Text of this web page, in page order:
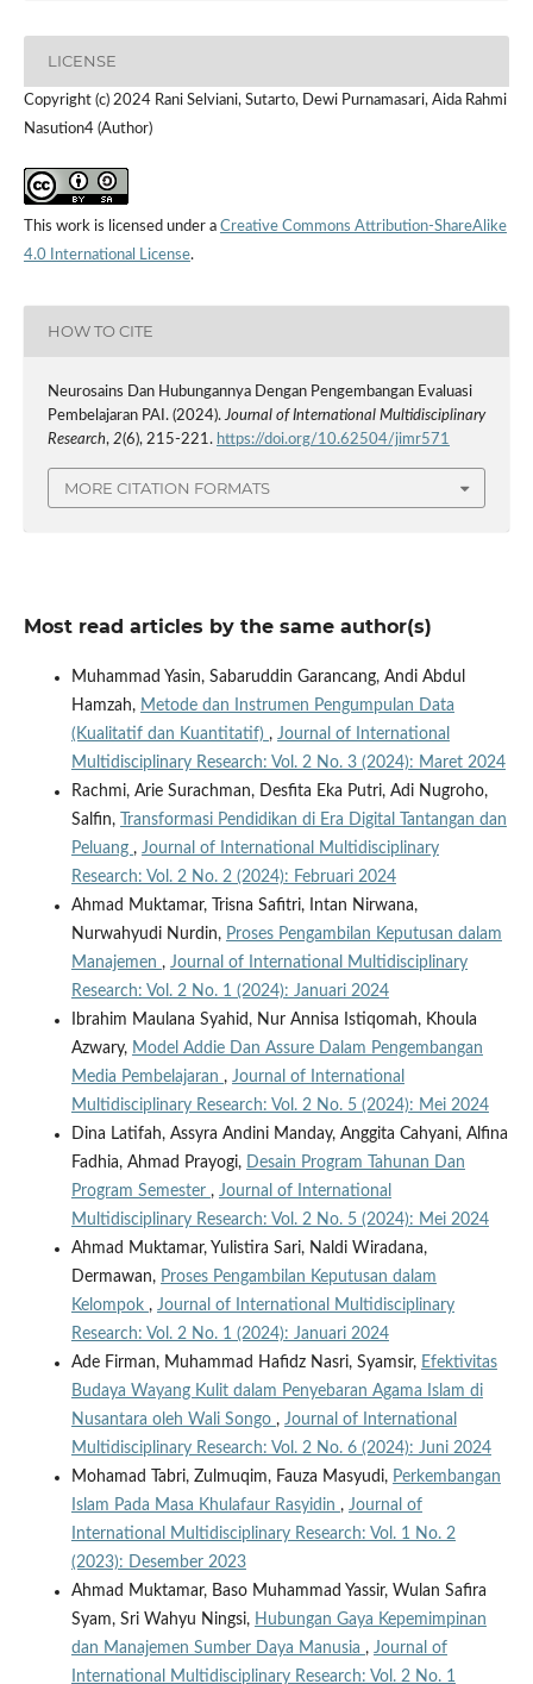
LICENSE
Copyright (c) 2024 Rani Selviani, Sutarto, Dewi Purnamasari, Aida Rahmi
Nasution4 (Author)
This work is licensed under a Creative Commons Attribution-ShareAlike
4.0 International License.
HOW TO CITE
Neurosains Dan Hubungannya Dengan Pengembangan Evaluasi
Pembelajaran PAI. (2024).Journal of International Multidisciplinary
Research, 2(6), 215-221. https://doi.org/10.62504/jimr571
MORE CITATION FORMATS
Most read articles by the same author(s)
Muhammad Yasin, Sabaruddin Garancang, Andi Abdul
Hamzah, Metode dan Instrumen Pengumpulan Data
(Kualitatif dan Kuantitatif) , Journal of International
Multidisciplinary Research: Vol. 2 No. 3 (2024): Maret 2024
Rachmi, Arie Surachman, Desfita Eka Putri, Adi Nugroho,
Salfin,
Transformasi Pendidikan di Era Digital Tantangan dan
Peluang , Journal of International Multidisciplinary
Research: Vol. 2 No. 2 (2024): Februari 2024
Ahmad Muktamar, Trisna Safitri, Intan Nirwana,
Nurwahyudi Nurdin, Proses Pengambilan Keputusan dalam
Manajemen , Journal of International Multidisciplinary
Research: Vol. 2 No. 1 (2024): Januari 2024
Ibrahim Maulana Syahid, Nur Annisa Istiqomah, Khoula
Azwary, Model Addie Dan Assure Dalam Pengembangan
Media Pembelajaran , Journal of International
Multidisciplinary Research: Vol. 2 No. 5 (2024): Mei 2024
Dina Latifah, Assyra Andini Manday, Anggita Cahyani, Alfina
Fadhia, Ahmad Prayogi, Desain Program Tahunan Dan
Program Semester , Journal of International
Multidisciplinary Research: Vol. 2 No. 5 (2024): Mei 2024
Ahmad Muktamar, Yulistira Sari, Naldi Wiradana,
Dermawan, Proses Pengambilan Keputusan dalam
Kelompok , Journal of International Multidisciplinary
Research: Vol. 2 No. 1 (2024): Januari 2024
Ade Firman, Muhammad Hafidz Nasri, Syamsir, Efektivitas
Budaya Wayang Kulit dalam Penyebaran Agama Islam di
Nusantara oleh Wali Songo , Journal of International
Multidisciplinary Research: Vol. 2 No. 6 (2024): Juni 2024
Mohamad Tabri, Zulmuqim, Fauza Masyudi, Perkembangan
Islam Pada Masa Khulafaur Rasyidin , Journal of
International Multidisciplinary Research: Vol. 1 No. 2
(2023): Desember 2023
Ahmad Muktamar, Baso Muhammad Yassir, Wulan Safira
Syam, Sri Wahyu Ningsi, Hubungan Gaya Kepemimpinan
dan Manajemen Sumber Daya Manusia , Journal of
International Multidisciplinary Research: Vol. 2 No. 1